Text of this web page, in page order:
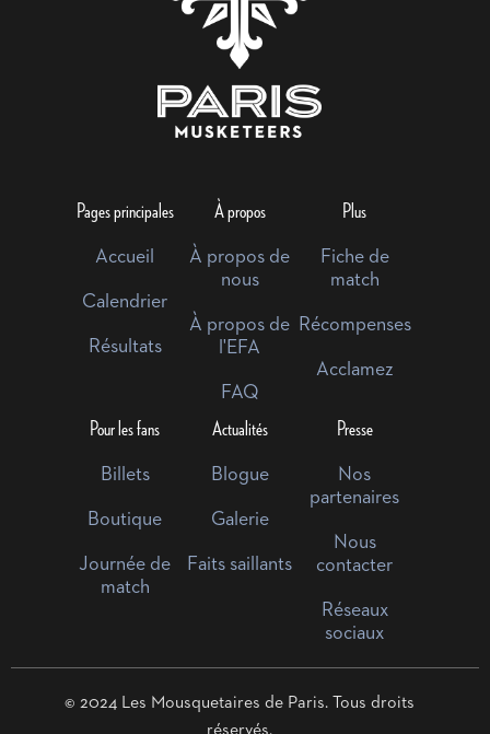
Pages principales
Accueil
Calendrier
Résultats
À propos
À propos de
nous
À propos de
l'EFA
FAQ
Plus
Fiche de
match
Récompenses
Acclamez
Pour les fans
Billets
Boutique
Journée de
match
Actualités
Blogue
Galerie
Faits saillants
Presse
Nos
partenaires
Nous
contacter
Réseaux
sociaux
© 2024 Les Mousquetaires de Paris. Tous droits